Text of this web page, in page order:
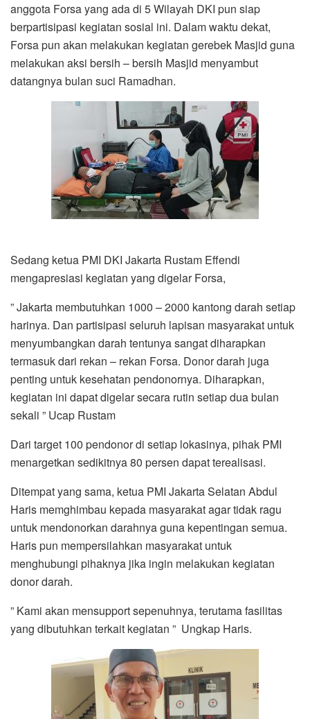
anggota Forsa yang ada di 5 Wilayah DKI pun siap
berpartisipasi kegiatan sosial ini. Dalam waktu dekat,
Forsa pun akan melakukan kegiatan gerebek Masjid guna
melakukan aksi bersih – bersih Masjid menyambut
datangnya bulan suci Ramadhan.
Sedang ketua PMI DKI Jakarta Rustam Effendi
mengapresiasi kegiatan yang digelar Forsa,
” Jakarta membutuhkan 1000 – 2000 kantong darah setiap
harinya. Dan partisipasi seluruh lapisan masyarakat untuk
menyumbangkan darah tentunya sangat diharapkan
termasuk dari rekan – rekan Forsa. Donor darah juga
penting untuk kesehatan pendonornya. Diharapkan,
kegiatan ini dapat digelar secara rutin setiap dua bulan
sekali ” Ucap Rustam
Dari target 100 pendonor di setiap lokasinya, pihak PMI
menargetkan sedikitnya 80 persen dapat terealisasi.
Ditempat yang sama, ketua PMI Jakarta Selatan Abdul
Haris memghimbau kepada masyarakat agar tidak ragu
untuk mendonorkan darahnya guna kepentingan semua.
Haris pun mempersilahkan masyarakat untuk
menghubungi pihaknya jika ingin melakukan kegiatan
donor darah.
” Kami akan mensupport sepenuhnya, terutama fasilitas
yang dibutuhkan terkait kegiatan ” Ungkap Haris.